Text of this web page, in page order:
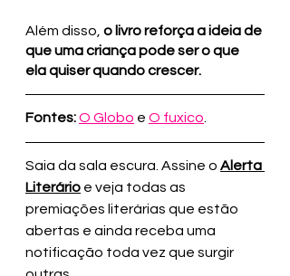
Além disso, o livro reforça a ideia de
que uma criança pode ser o que
ela quiser quando crescer.
Fontes:O Globo e O fuxico.
Saia da sala escura. Assine o Alerta
Literário e veja todas as
premiações literárias que estão
abertas e ainda receba uma
notificação toda vez que surgir